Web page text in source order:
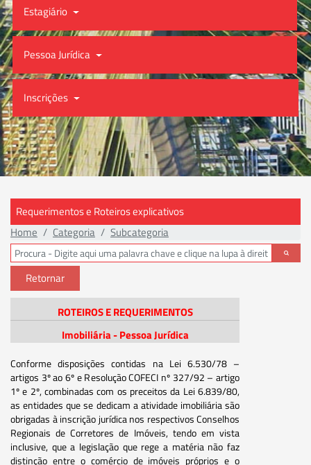
Estagiário
Pessoa Jurídica
Inscrições
Requerimentos e Roteiros explicativos
Home
Categoria Subcategoria
Retornar
ROTEIROS E REQUERIMENTOS
Imobiliária - Pessoa Jurídica
Conforme disposições contidas na Lei 6.530/78 –
artigos 3º ao 6º e Resolução COFECI nº 327/92 – artigo
1º e 2º, combinadas com os preceitos da Lei 6.839/80,
as entidades que se dedicam a atividade imobiliária são
obrigadas à inscrição jurídica nos respectivos Conselhos
Regionais de Corretores de Imóveis, tendo em vista
inclusive, que a legislação que rege a matéria não faz
distinção entre o comércio de imóveis próprios e o